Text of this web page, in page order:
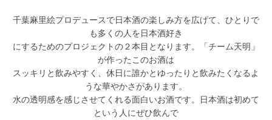
千葉麻里絵プロデュースで日本酒の楽しみ方を広げて、ひとりで
も多くの人を日本酒好き
にするためのプロジェクトの２本目となります。「チーム天明」
が作ったこのお酒は
スッキリと飲みやすく、休日に誰かとゆったりと飲みたくなるよ
うな華やかさがあります。
水の透明感を感じさせてくれる面白いお酒です。日本酒は初めて
という人にぜひ飲んで